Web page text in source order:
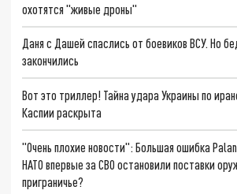
охотятся "живые дроны"
Даня с Дашей спаслись от боевиков ВСУ. Но
закончились
Вот это триллер! Тайна удара Украины по
Каспии раскрыта
"Очень плохие новости": Большая ошибка
НАТО впервые за СВО остановили поставки
приграничье?